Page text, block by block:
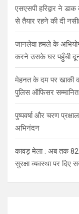
एसएसपी हरिद्वार ने
से तैयार रहने की दी
जानलेवा हमले के
करने उसके घर पहुँची
मेहनत के दम पर खाकी
पुलिस ऑफिसर सम्मानित
पुष्पवर्षा और चरण
अभिनंदन
कावड़ मेला : अब तक
सुरक्षा व्यवस्था पर दिए